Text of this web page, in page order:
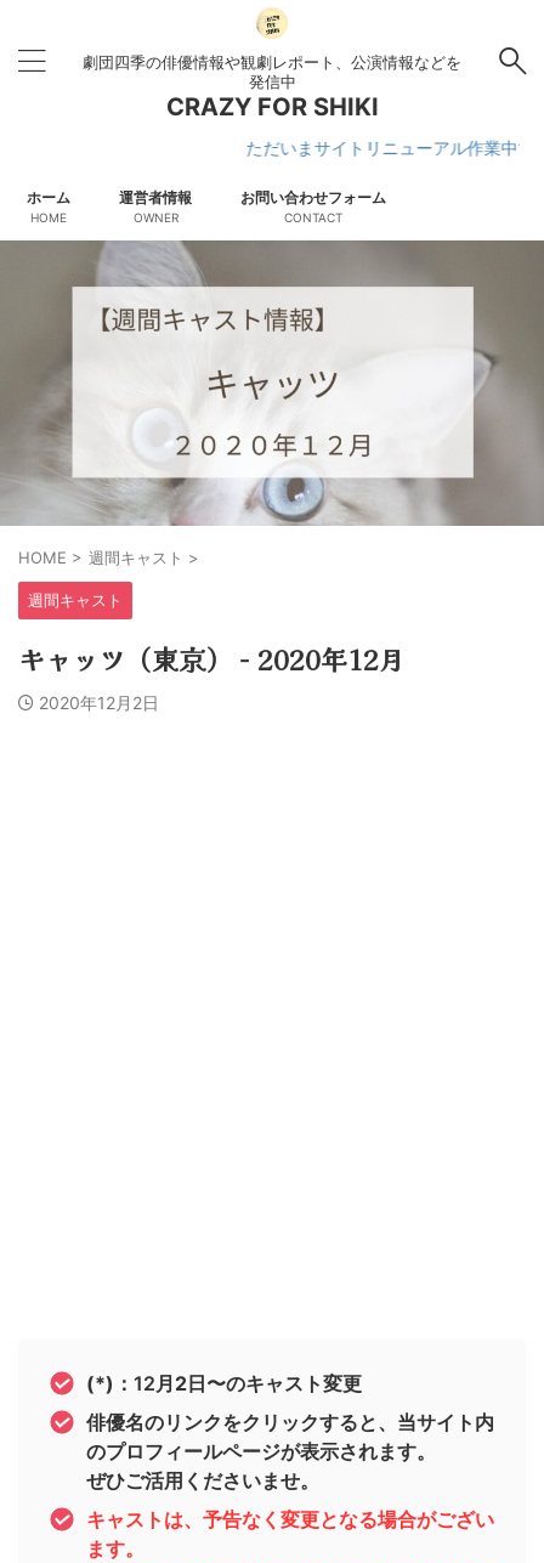
劇団四季の俳優情報や観劇レポート、公演情報などを
発信中
CRAZY FOR SHIKI
ただいまサイトリニューアル作業中です
ホーム
HOME
運営者情報
OWNER
お問い合わせフォーム
CONTACT
HOME > 週間キャスト >
週間キャスト
キャッツ（東京） − 2020年12月
2020年12月2日
(*)： 12月2日〜のキャスト変更
俳優名のリンクをクリックすると、当サイト内
のプロフィールページが表示されます。
ぜひご活用くださいませ。
キャストは、予告なく変更となる場合がござい
ます。